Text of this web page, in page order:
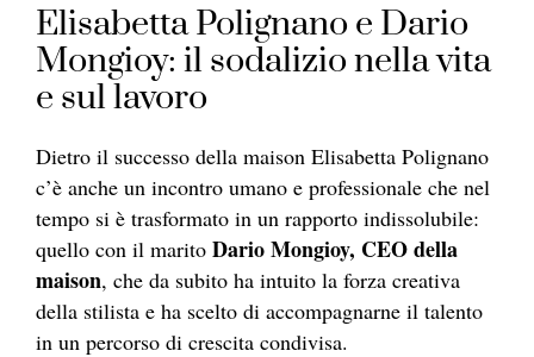
Elisabetta Polignano e Dario
Mongioy: il sodalizio nella vita
e sul lavoro
Dietro il successo della maison Elisabetta Polignano
c’è anche un incontro umano e professionale che nel
tempo si è trasformato in un rapporto indissolubile:
quello con il marito Dario Mongioy, CEO della
maison, che da subito ha intuito la forza creativa
della stilista e ha scelto di accompagnarne il talento
in un percorso di crescita condivisa.